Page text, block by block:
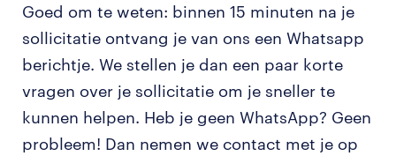
Goed om te weten: binnen 15 minuten na je
sollicitatie ontvang je van ons een Whatsapp
berichtje. We stellen je dan een paar korte
vragen over je sollicitatie om je sneller te
kunnen helpen. Heb je geen WhatsApp? Geen
probleem! Dan nemen we contact met je op